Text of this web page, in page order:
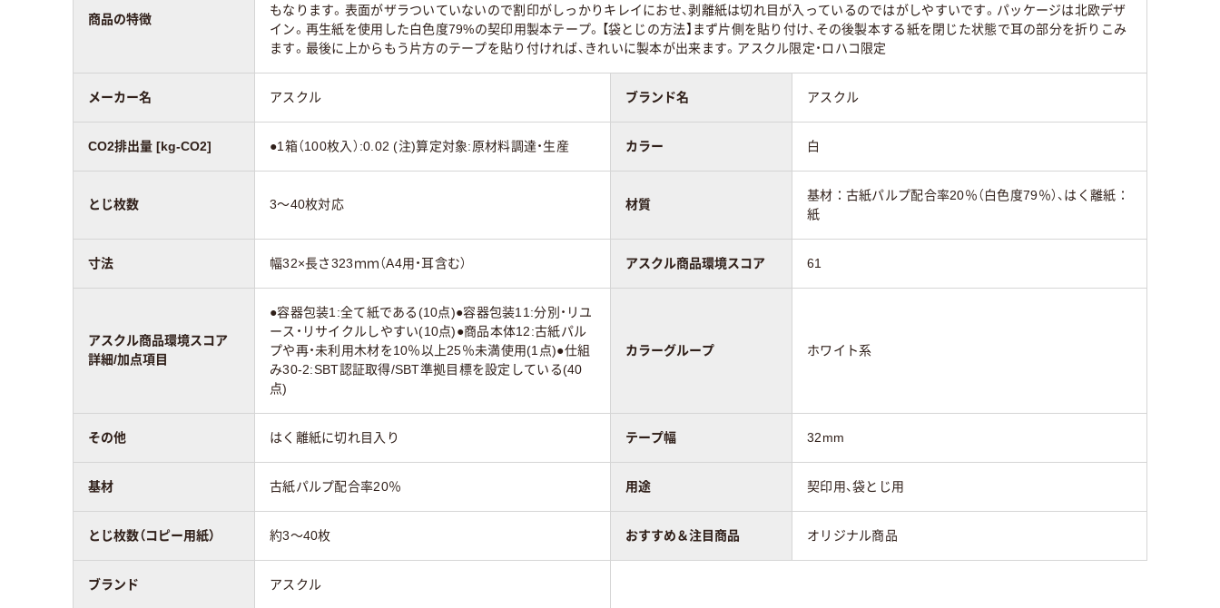
商品の特徴
もなります。表面がザラついていないので割印がしっかりキレイにおせ、剥離紙は切れ目が入っているのではがしやすいです。パッケージは北欧デザ
イン。再生紙を使用した白色度79%の契印用製本テープ。【袋とじの方法】まず片側を貼り付け、その後製本する紙を閉じた状態で耳の部分を折りこみ
ます。最後に上からもう片方のテープを貼り付ければ、きれいに製本が出来ます。アスクル限定・ロハコ限定
メーカー名 アスクル ブランド名 アスクル
CO2排出量 [kg-CO2] ●1箱（100枚入）:0.02 (注)算定対象:原材料調達・生産 カラー 白
とじ枚数 3～40枚対応 材質
基材：古紙パルプ配合率20％（白色度79％）、はく離紙：
紙
寸法 幅32×長さ323ｍｍ（A4用・耳含む） アスクル商品環境スコア 61
アスクル商品環境スコア
詳細/加点項目
●容器包装1:全て紙である(10点)●容器包装11:分別・リユ
ース・リサイクルしやすい(10点)●商品本体12:古紙パル
プや再・未利用木材を10％以上25％未満使用(1点)●仕組
み30-2:SBT認証取得/SBT準拠目標を設定している(40
点)
カラーグループ ホワイト系
その他 はく離紙に切れ目入り テープ幅 32mm
基材 古紙パルプ配合率20％ 用途 契印用、袋とじ用
とじ枚数（コピー用紙） 約3～40枚 おすすめ＆注目商品 オリジナル商品
ブランド アスクル